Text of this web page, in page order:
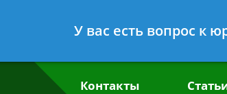
- Адвокат по уголовным делам
Контакты
У вас есть вопрос к